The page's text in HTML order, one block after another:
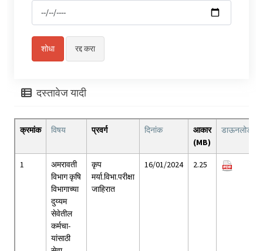
दस्तावेज यादी
क्रमांक विषय प्रवर्ग दिनांक
आकार
(MB)
डाऊनलोड
1
अमरावती
विभाग कृषि
विभागाच्या
दुय्यम
सेवेतील
कर्मचा-
यांसाठी
कृप
मर्या.विभा.परीक्षा
जाहिरात
16/01/2024 2.25